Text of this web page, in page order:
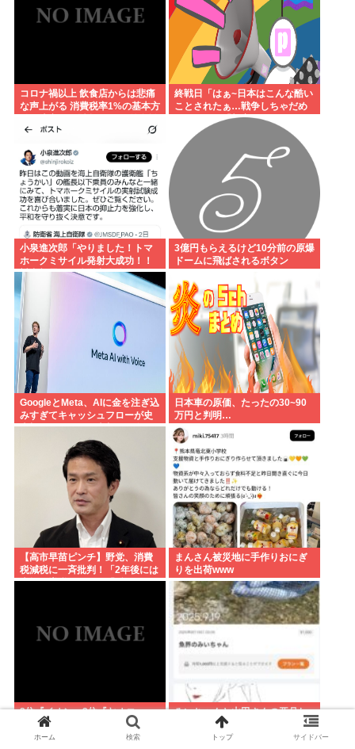
コロナ禍以上 飲食店からは悲痛
な声上がる 消費税率1%の基本方
れ”
終戦日「はぁ~日本はこんな酷い
ことされたぁ…戦争しちゃだめ
ぇ…」ワイ「加害にも触れた
ら？」
小泉進次郎「やりました！トマ
ホークミサイル発射大成功！！
対中朝露への防衛力を強化して
ますw」
3億円もらえるけど10分前の原爆
ドームに飛ばされるボタン
GoogleとMeta、AIに金を注ぎ込
みすぎてキャッシュフローが史
上初のマイナス。売却か保有で
日本車の原価、たったの30~90
万円と判明…
【高市早苗ピンチ】野党、消費
税減税に一斉批判！「2年後には
大幅な増税になる」「財源どう
まんさん被災地に手作りおにぎ
りを出荷www
2位『イオン』3位『ヤオコー』
【一番お寿司が美味しいと思う
スーパー】300名が選ぶ1位に
みいちゃんと山田さんの亜月ね
ね、ジャップに叩かれて削除し
た「魚界のみいちゃん」記事を
ホーム 検索 トップ サイドバー